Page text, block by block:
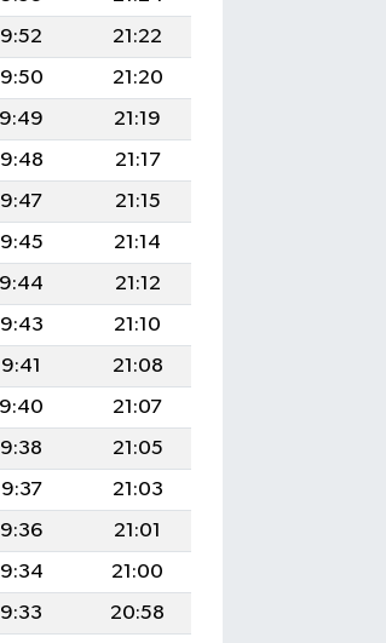
21:22
21:20
21:19
21:17
21:15
21:14
21:12
21:10
21:08
21:07
21:05
21:03
21:01
21:00
20:58